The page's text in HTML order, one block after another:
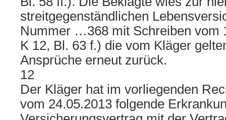
streitgegenständlichen
Nummer …368 mit Schreiben vom
K 12, Bl. 63 f.) die vom Kläger
Ansprüche erneut zurück.
12
Der Kläger hat im vorliegenden
vom 24.05.2013 folgende